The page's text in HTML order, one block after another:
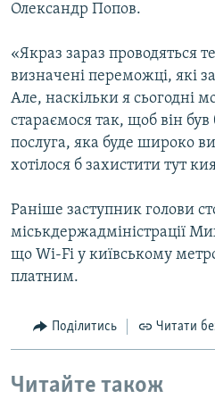
Олександр Попов.
«Якраз зараз проводяться
визначені переможці, які
Але, наскільки я сьогодні
стараємося так, щоб він
послуга, яка буде широко
хотілося б захистити тут
Раніше заступник голови
міськдержадміністрації
що Wi-Fi у київському
платним.
Поділитись Читати
Читайте також